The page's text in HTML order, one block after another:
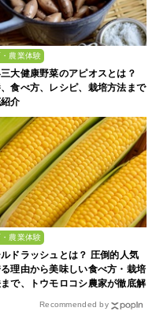
農業体験
大健康野菜のアピオスとは？
食べ方、レシピ、栽培方法まで
介
農業体験
ドラッシュとは？ 圧倒的人気
理由から美味しい食べ方・栽培
で、トウモロコシ農家が徹底解
Recommended by